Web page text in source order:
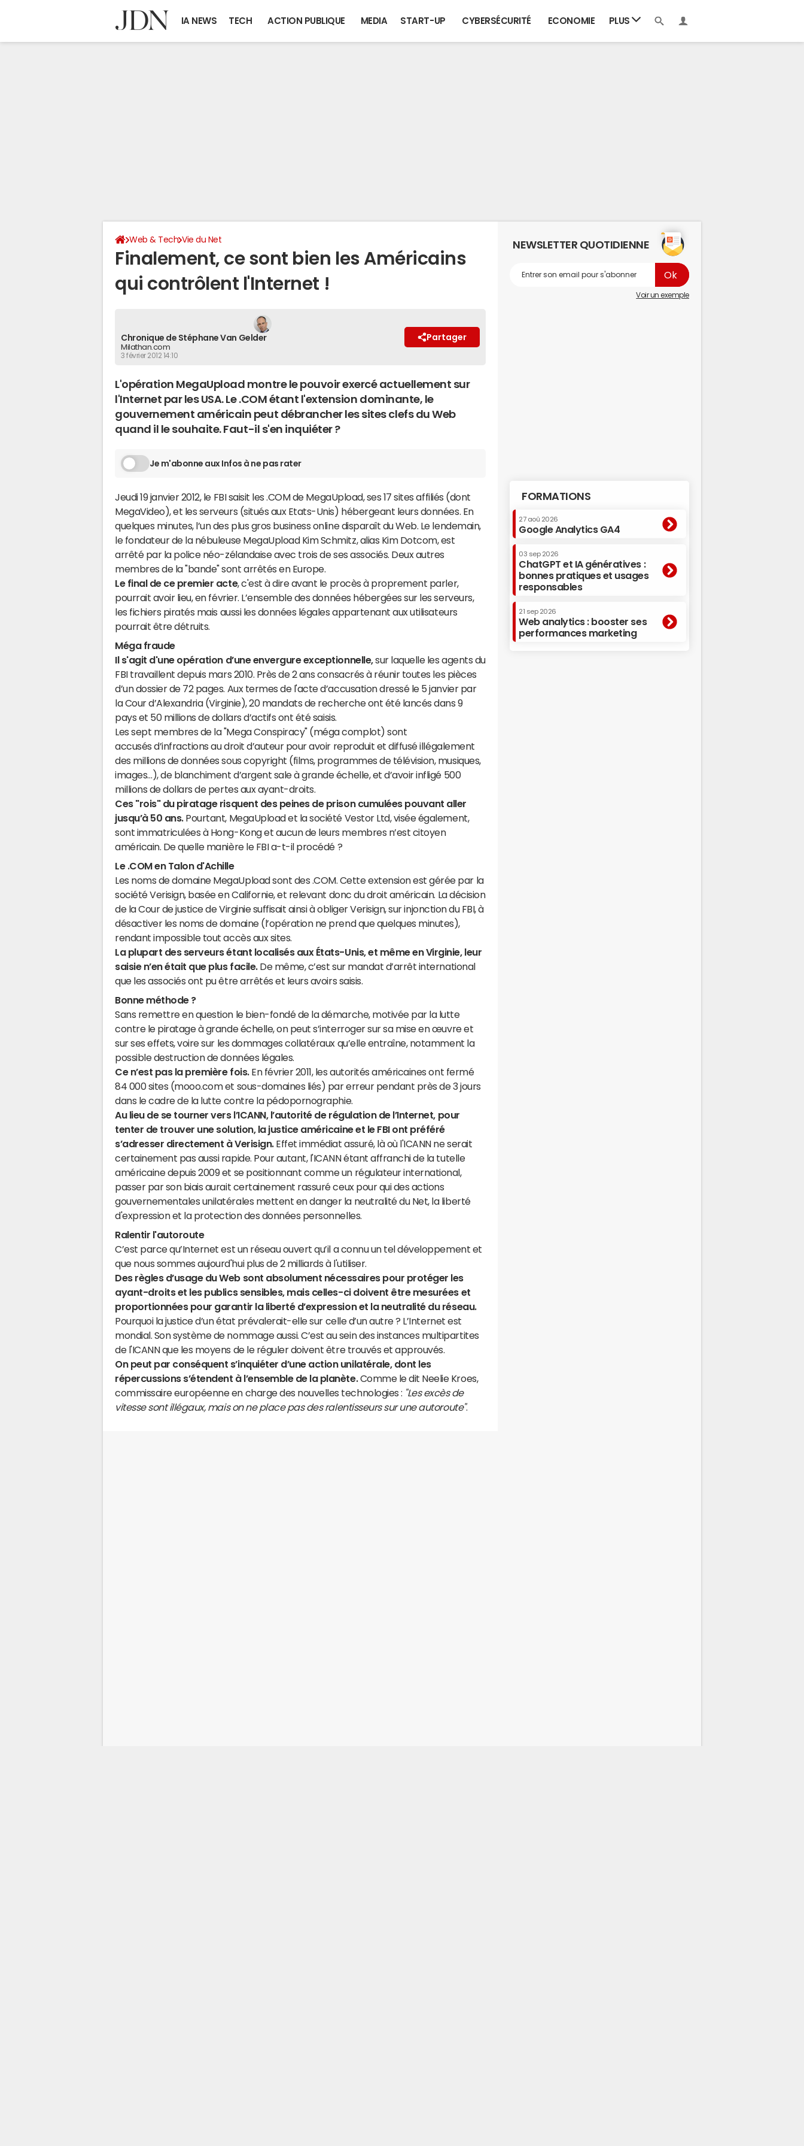
IA NEWS TECH ACTION PUBLIQUE MEDIA START-UP CYBERSÉCURITÉ ECONOMIE PLUS
Web & Tech Vie du Net
Finalement, ce sont bien les Américains
qui contrôlent l'Internet !
Chronique de Stéphane Van Gelder
Milathan.com
3 février 2012 14:10
Partager
L'opération MegaUpload montre le pouvoir exercé actuellement sur
l'Internet par les USA. Le .COM étant l'extension dominante, le
gouvernement américain peut débrancher les sites clefs du Web
quand il le souhaite. Faut-il s'en inquiéter ?
Je m'abonne aux Infos à ne pas rater
Jeudi 19 janvier 2012, le FBI saisit les .COM de MegaUpload, ses 17 sites affiliés (dont
MegaVideo), et les serveurs (situés aux Etats-Unis) hébergeant leurs données. En
quelques minutes, l’un des plus gros business online disparaît du Web. Le lendemain,
le fondateur de la nébuleuse MegaUpload Kim Schmitz, alias Kim Dotcom, est
arrêté par la police néo-zélandaise avec trois de ses associés. Deux autres
membres de la "bande" sont arrêtés en Europe.
Le final de ce premier acte, c'est à dire avant le procès à proprement parler,
pourrait avoir lieu, en février. L’ensemble des données hébergées sur les serveurs,
les fichiers piratés mais aussi les données légales appartenant aux utilisateurs
pourrait être détruits.
Méga fraude
Il s'agit d'une opération d’une envergure exceptionnelle, sur laquelle les agents du
FBI travaillent depuis mars 2010. Près de 2 ans consacrés à réunir toutes les pièces
d’un dossier de 72 pages. Aux termes de l'acte d’accusation dressé le 5 janvier par
la Cour d’Alexandria (Virginie), 20 mandats de recherche ont été lancés dans 9
pays et 50 millions de dollars d’actifs ont été saisis.
Les sept membres de la "Mega Conspiracy" (méga complot) sont
accusés d’infractions au droit d’auteur pour avoir reproduit et diffusé illégalement
des millions de données sous copyright (films, programmes de télévision, musiques,
images…), de blanchiment d’argent sale à grande échelle, et d’avoir infligé 500
millions de dollars de pertes aux ayant-droits.
Ces "rois" du piratage risquent des peines de prison cumulées pouvant aller
jusqu’à 50 ans. Pourtant, MegaUpload et la société Vestor Ltd, visée également,
sont immatriculées à Hong-Kong et aucun de leurs membres n’est citoyen
américain. De quelle manière le FBI a-t-il procédé ?
Le .COM en Talon d'Achille
Les noms de domaine MegaUpload sont des .COM. Cette extension est gérée par la
société Verisign, basée en Californie, et relevant donc du droit américain. La décision
de la Cour de justice de Virginie suffisait ainsi à obliger Verisign, sur injonction du FBI, à
désactiver les noms de domaine (l’opération ne prend que quelques minutes),
rendant impossible tout accès aux sites.
La plupart des serveurs étant localisés aux États-Unis, et même en Virginie, leur
saisie n’en était que plus facile. De même, c’est sur mandat d’arrêt international
que les associés ont pu être arrêtés et leurs avoirs saisis.
Bonne méthode ?
Sans remettre en question le bien-fondé de la démarche, motivée par la lutte
contre le piratage à grande échelle, on peut s’interroger sur sa mise en œuvre et
sur ses effets, voire sur les dommages collatéraux qu’elle entraîne, notamment la
possible destruction de données légales.
Ce n’est pas la première fois. En février 2011, les autorités américaines ont fermé
84 000 sites (mooo.com et sous-domaines liés) par erreur pendant près de 3 jours
dans le cadre de la lutte contre la pédopornographie.
Au lieu de se tourner vers l’ICANN, l’autorité de régulation de l’Internet, pour
tenter de trouver une solution, la justice américaine et le FBI ont préféré
s’adresser directement à Verisign. Effet immédiat assuré, là où l'ICANN ne serait
certainement pas aussi rapide. Pour autant, l'ICANN étant affranchi de la tutelle
américaine depuis 2009 et se positionnant comme un régulateur international,
passer par son biais aurait certainement rassuré ceux pour qui des actions
gouvernementales unilatérales mettent en danger la neutralité du Net, la liberté
d'expression et la protection des données personnelles.
Ralentir l'autoroute
C’est parce qu’Internet est un réseau ouvert qu’il a connu un tel développement et
que nous sommes aujourd'hui plus de 2 milliards à l'utiliser.
Des règles d’usage du Web sont absolument nécessaires pour protéger les
ayant-droits et les publics sensibles, mais celles-ci doivent être mesurées et
proportionnées pour garantir la liberté d’expression et la neutralité du réseau.
Pourquoi la justice d’un état prévalerait-elle sur celle d’un autre ? L’Internet est
mondial. Son système de nommage aussi. C’est au sein des instances multipartites
de l'ICANN que les moyens de le réguler doivent être trouvés et approuvés.
On peut par conséquent s’inquiéter d’une action unilatérale, dont les
répercussions s’étendent à l’ensemble de la planète. Comme le dit Neelie Kroes,
commissaire européenne en charge des nouvelles technologies : "Les excès de
vitesse sont illégaux, mais on ne place pas des ralentisseurs sur une autoroute".
NEWSLETTER QUOTIDIENNE
Voir un exemple
FORMATIONS
27 aoû 2026
Google Analytics GA4
03 sep 2026
ChatGPT et IA génératives :
bonnes pratiques et usages
responsables
21 sep 2026
Web analytics : booster ses
performances marketing